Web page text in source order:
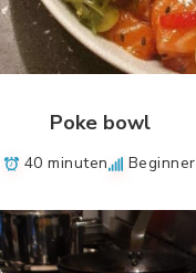
Poke bowl
40 minuten Beginner